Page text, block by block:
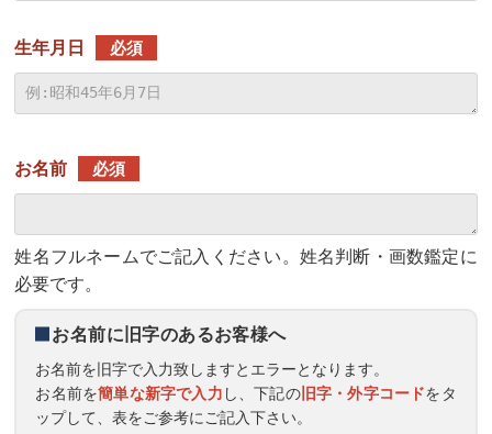
生年月日 必須
お名前 必須
姓名フルネームでご記入ください。姓名判断・画数鑑定に
必要です。
お名前に旧字のあるお客様へ
お名前を旧字で入力致しますとエラーとなります。
お名前を簡単な新字で入力 し、下記の旧字・外字コードをタ
ップして、表をご参考にご記入下さい。